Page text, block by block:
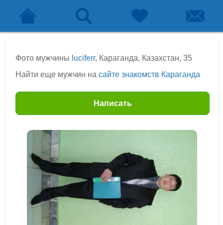
Фото мужчины luciferr, Караганда, Казахстан, 35
Найти еще мужчин на сайте знакомств Караганда
Написать